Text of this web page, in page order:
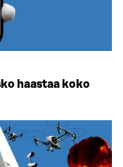
haastaa koko